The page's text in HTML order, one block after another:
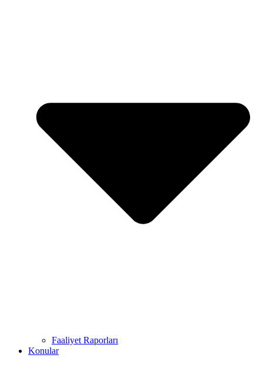
Faaliyet Raporları
Konular